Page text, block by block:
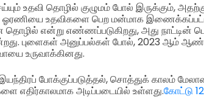
உதவி தொழில் குழுமம் போல் இருக்கும்,
ஓரணியை உதவிகளை பெற மன்மாக
தொழில் என்று எண்ணப்படுகிறது, அது நாட்டின்
புளைகள் அனுப்பல்கள் போல், 2023 ஆம்
உருவாக்கினது.
போக்குப்படுத்தல், சொத்துக் காலம்
எதிர்காலமாக அடிப்படையில் உள்ளது.கோட்டு